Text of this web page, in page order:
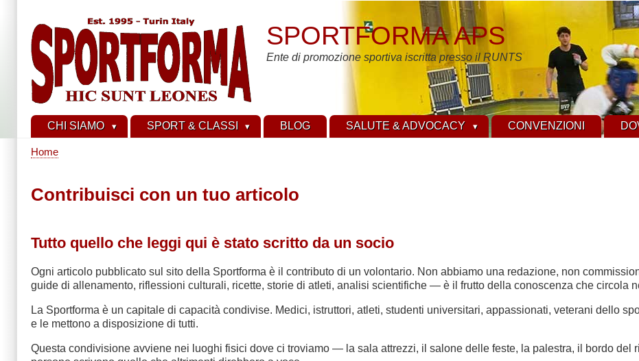
content
SPORTFORMA APS
Ente di promozione sportiva iscritta presso il RUNTS
CHI SIAMO SPORT & CLASSI BLOG SALUTE & ADVOCACY CONVENZIONI
Home
Contribuisci con un tuo articolo
Tutto quello che leggi qui è stato scritto da un socio
Ogni articolo pubblicato sul sito della Sportforma è il contributo di un volontario. Non abbiamo una redazione, non
guide di allenamento, riflessioni culturali, ricette, storie di atleti, analisi scientifiche — è il frutto della conoscenza che circola
La Sportforma è un capitale di capacità condivise. Medici, istruttori, atleti, studenti universitari, appassionati, veterani dello
e le mettono a disposizione di tutti.
Questa condivisione avviene nei luoghi fisici dove ci troviamo — la sala attrezzi, il salone delle feste, la palestra, il bordo